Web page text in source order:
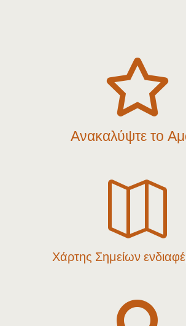

Ανακαλύψτε το

Χάρτης Σημείων